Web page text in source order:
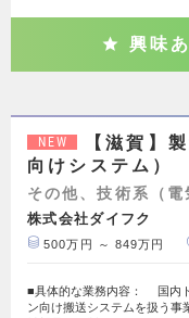
興味
NEW
【滋賀】
向けシステム）
その他、技術系（電
株式会社ダイフク
500万円 ～ 849万円
■具体的な業務内容： 国内
ン向け搬送システムを扱う事